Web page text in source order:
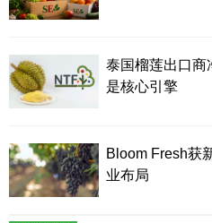
泰国榴莲出口商
是核心引擎
Bloom Fresh获
业布局